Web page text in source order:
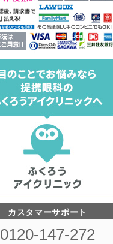
カスタマーサポート
0120-147-272